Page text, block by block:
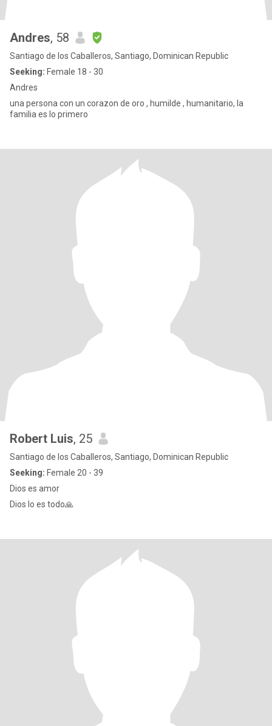
Andres, 58
Santiago de los Caballeros, Santiago, Dominican Republic
Seeking: Female 18 - 30
Andres
una persona con un corazon de oro , humilde , humanitario, la
familia es lo primero
Robert Luis, 25
Santiago de los Caballeros, Santiago, Dominican Republic
Seeking: Female 20 - 39
Dios es amor
Dios lo es todo🙏